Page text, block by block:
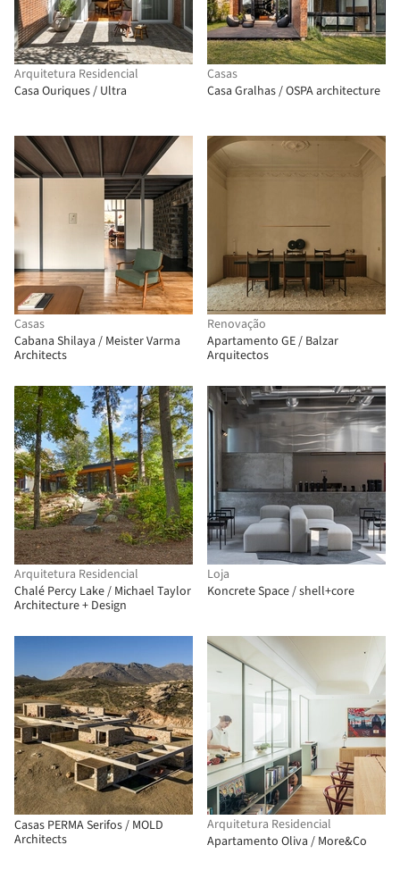
Arquitetura Residencial
Casa Ouriques / Ultra
Casas
Casa Gralhas / OSPA architecture
Casas
Cabana Shilaya / Meister Varma
Architects
Renovação
Apartamento GE / Balzar
Arquitectos
Arquitetura Residencial
Chalé Percy Lake / Michael Taylor
Architecture + Design
Loja
Koncrete Space / shell+core
Casas PERMA Serifos / MOLD
Architects
Arquitetura Residencial
Apartamento Oliva / More&Co